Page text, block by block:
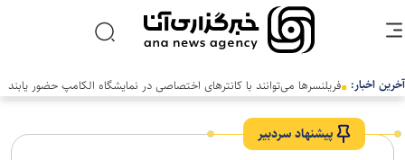
آخرین اخبار: فریلنسرها می‌توانند با کانترهای اختصاصی در نمایشگاه الکامپ حضور یابند
پیشنهاد سردبیر